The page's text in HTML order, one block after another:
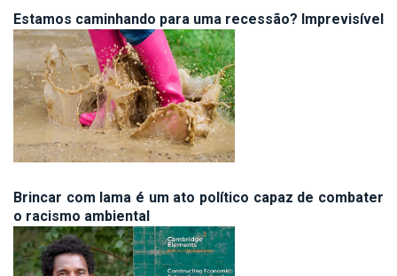
Estamos caminhando para uma recessão? Imprevisível
Brincar com lama é um ato político capaz de combater
o racismo ambiental